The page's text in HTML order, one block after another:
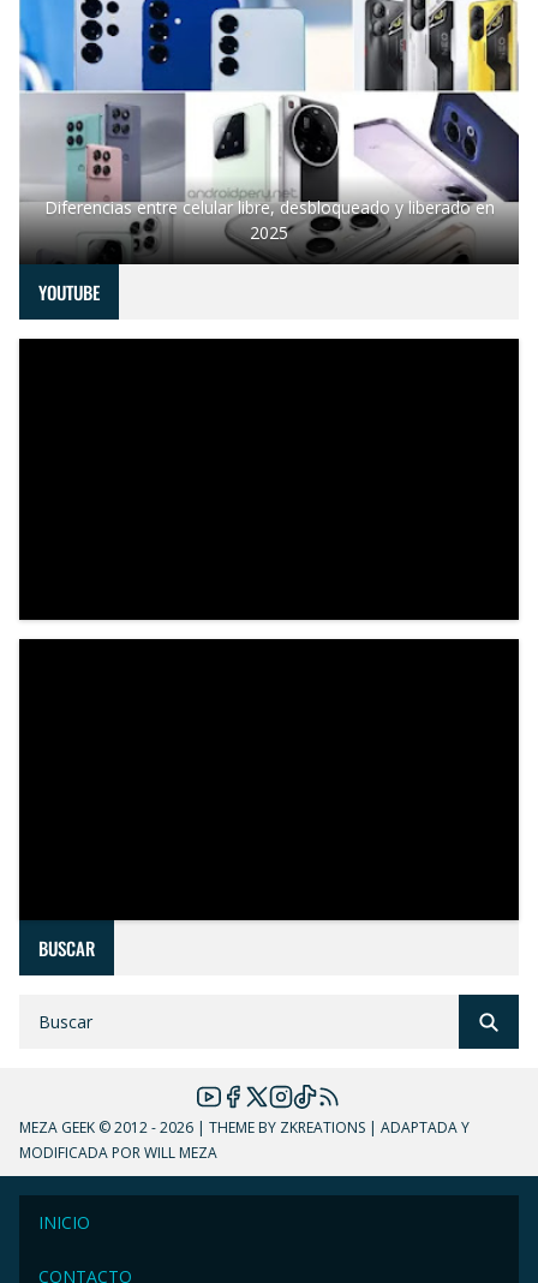
Diferencias entre celular libre, desbloqueado y liberado en
2025
YOUTUBE
BUSCAR
MEZA GEEK © 2012 - 2026 | THEME BY ZKREATIONS | ADAPTADA Y
MODIFICADA POR WILL MEZA
INICIO
CONTACTO